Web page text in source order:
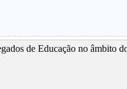
de Educação no âmbito